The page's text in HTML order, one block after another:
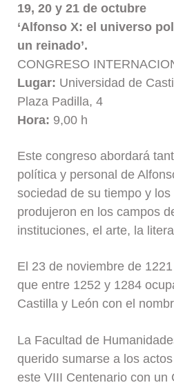
19, 20 y 21 de octubre
‘Alfonso X: el universo
un reinado’.
CONGRESO
Lugar: Universidad de
Plaza Padilla, 4
Hora: 9,00 h
Este congreso abordará
política y personal de
sociedad de su tiempo y
produjeron en los campos
instituciones, el arte, la
El 23 de noviembre de
que entre 1252 y 1284
Castilla y León con el
La Facultad de
querido sumarse a los
este VIII Centenario con un